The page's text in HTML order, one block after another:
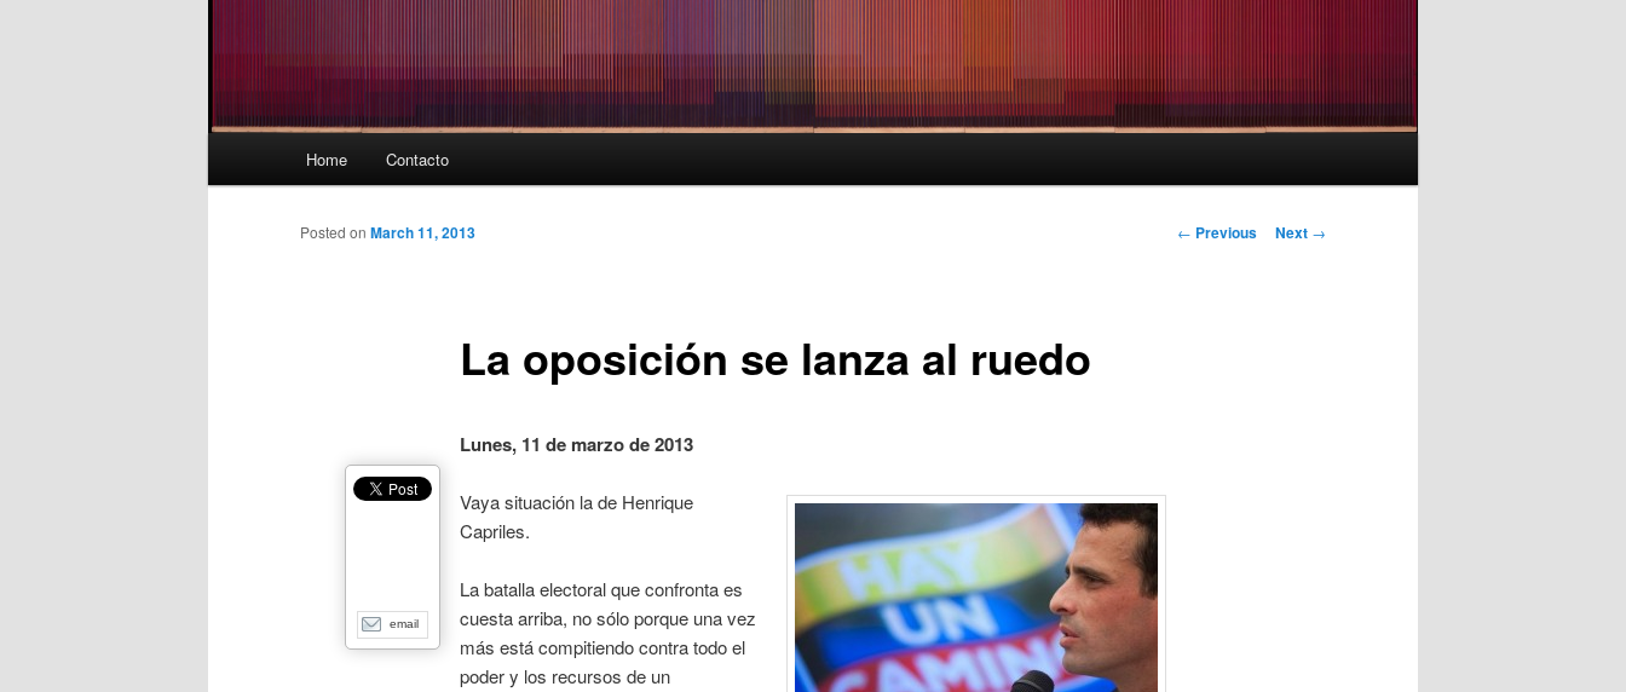
Home Contacto
Post
← Previous Next →
La oposición se lanza al ruedo
Posted on March 11, 2013
Lunes, 11 de marzo de 2013
Vaya situación la de Henrique
Capriles.
La batalla electoral que confronta es
cuesta arriba, no sólo porque una vez
más está compitiendo contra todo el
poder y los recursos de un
email